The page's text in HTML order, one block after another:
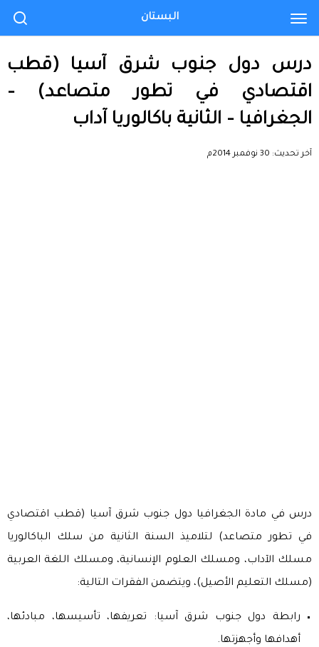
درس دول جنوب شرق آسيا (قطب
اقتصادي في تطور متصاعد) –
الجغرافيا – الثانية باكالوريا آداب
آخر تحديث: 30 نوفمبر 2014م
درس في مادة الجغرافيا دول جنوب شرق آسيا (قطب اقتصادي
في تطور متصاعد) لتلاميذ السنة الثانية من سلك الباكالوريا
مسلك الآداب، ومسلك العلوم الإنسانية، ومسلك اللغة العربية
(مسلك التعليم الأصيل)، ويتضمن الفقرات التالية:
رابطة دول جنوب شرق آسيا: تعريفها، تأسيسها، مبادئها،
أهدافها وأجهزتها.
البستان